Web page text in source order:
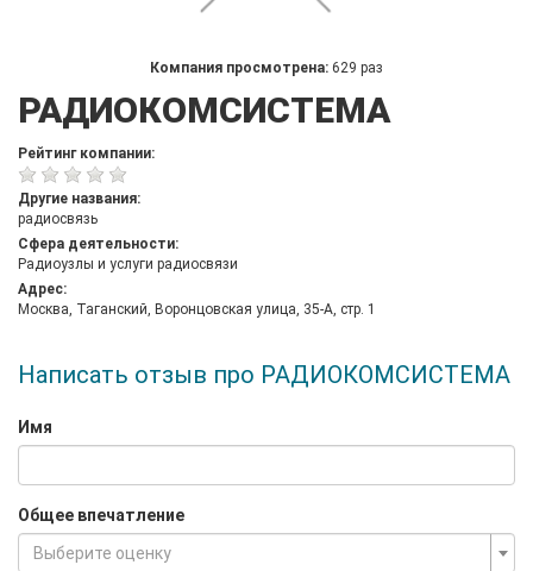
Компания просмотрена: 629 раз
РАДИОКОМСИСТЕМА
Рейтинг компании:
Другие названия:
радиосвязь
Сфера деятельности:
Радиоузлы и услуги радиосвязи
Адрес:
Москва, Таганский, Воронцовская улица, 35-А, стр. 1
Написать отзыв про РАДИОКОМСИСТЕМА
Имя
Общее впечатление
Выберите оценку